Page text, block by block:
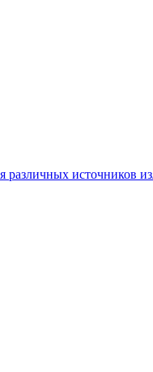
различных источников